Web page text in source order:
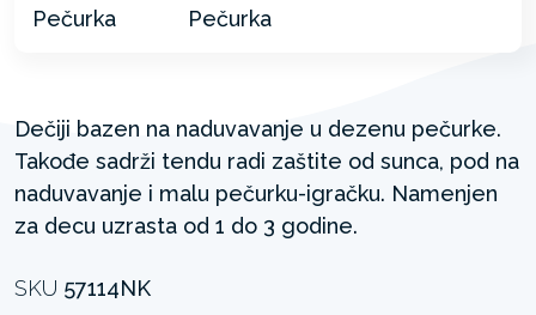
Dečiji bazen na naduvavanje u dezenu pečurke.
Takođe sadrži tendu radi zaštite od sunca, pod na
naduvavanje i malu pečurku-igračku. Namenjen
za decu uzrasta od 1 do 3 godine.
SKU 57114NK